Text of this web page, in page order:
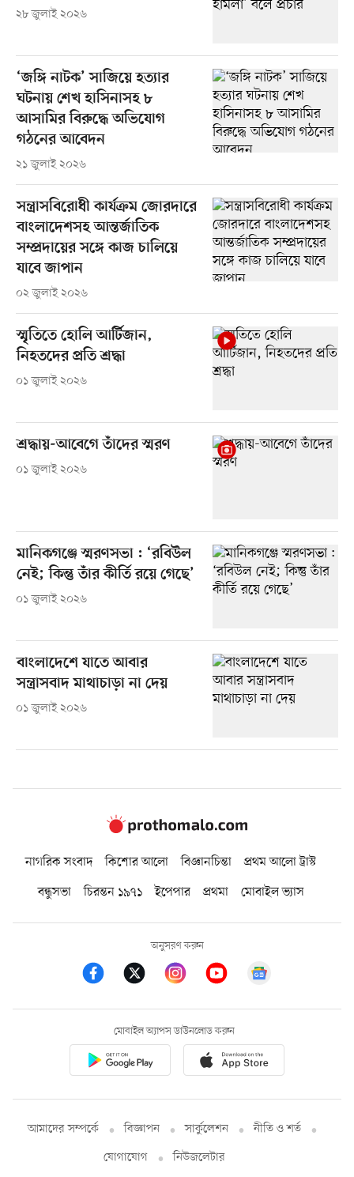
২৮ জুলাই ২০২৬
‘জঙ্গি নাটক’ সাজিয়ে হত্যার
ঘটনায় শেখ হাসিনাসহ ৮
আসামির বিরুদ্ধে অভিযোগ
গঠনের আবেদন
২১ জুলাই ২০২৬
সন্ত্রাসবিরোধী কার্যক্রম জোরদারে
বাংলাদেশসহ আন্তর্জাতিক
সম্প্রদায়ের সঙ্গে কাজ চালিয়ে
যাবে জাপান
০২ জুলাই ২০২৬
স্মৃতিতে হোলি আর্টিজান,
নিহতদের প্রতি শ্রদ্ধা
০১ জুলাই ২০২৬
শ্রদ্ধায়-আবেগে তাঁদের স্মরণ
০১ জুলাই ২০২৬
মানিকগঞ্জে স্মরণসভা : ‘রবিউল
নেই; কিন্তু তাঁর কীর্তি রয়ে গেছে’
০১ জুলাই ২০২৬
বাংলাদেশে যাতে আবার
সন্ত্রাসবাদ মাথাচাড়া না দেয়
০১ জুলাই ২০২৬
নাগরিক সংবাদ কিশোর আলো বিজ্ঞানচিন্তা
প্রথম আলো ট্রাস্ট
বন্ধুসভা
চিরন্তন ১৯৭১ ইপেপার প্রথমা মোবাইল ভ্যাস
অনুসরণ করুন
মোবাইল অ্যাপস ডাউনলোড করুন
আমাদের সম্পর্কে বিজ্ঞাপন সার্কুলেশন
নীতি ও শর্ত
যোগাযোগ
নিউজলেটার